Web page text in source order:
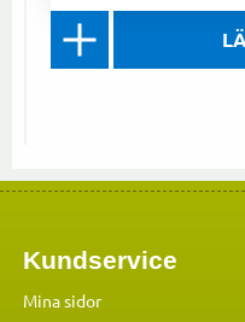
Kundservice
Mina sidor